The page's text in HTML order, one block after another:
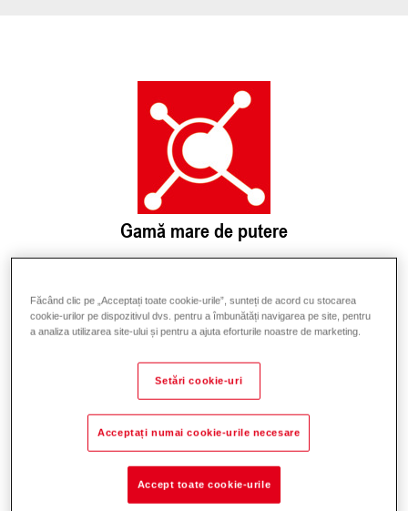
Gamă mare de putere
producție - Hoval are soluția de încălzire ideală
pentru nevoile dumneavoastră individuale.
Pompele de căldură Hoval sunt disponibile într-o
de până la 70°C. Un controler central
coordonează componentele, inclusiv online prin
HovalConnect.
Făcând clic pe „Acceptați toate cookie-urile”, sunteți de acord cu stocarea
cookie-urilor pe dispozitivul dvs. pentru a îmbunătăți navigarea pe site, pentru
a analiza utilizarea site-ului și pentru a ajuta eforturile noastre de marketing.
Setări cookie-uri
Acceptați numai cookie-urile necesare
Accept toate cookie-urile